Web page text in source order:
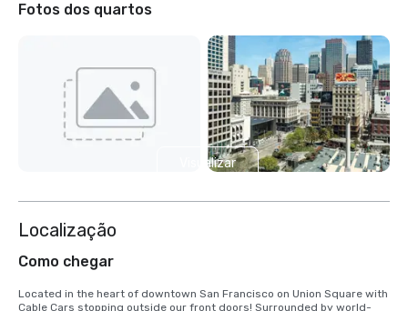
Fotos dos quartos
Visualizar
Localização
Como chegar
Located in the heart of downtown San Francisco on Union Square with
Cable Cars stopping outside our front doors! Surrounded by world-